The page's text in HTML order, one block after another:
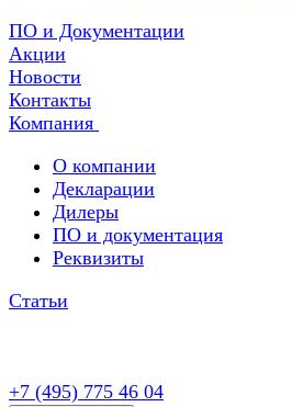
ПО и Документации
Акции
Новости
Контакты
Компания
О компании
Декларации
Дилеры
ПО и документация
Реквизиты
Статьи
+7 (495) 775 46 04